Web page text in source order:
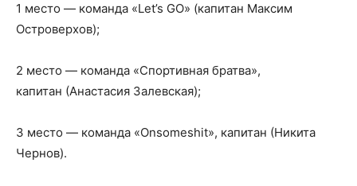
1 место — команда «Let’s GO» (капитан Максим
Островерхов);
2 место — команда «Спортивная братва»,
капитан (Анастасия Залевская);
3 место — команда «Onsomeshit», капитан (Никита
Чернов).